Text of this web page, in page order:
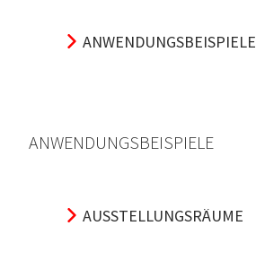
ANWENDUNGSBEISPIELE
ANWENDUNGSBEISPIELE
AUSSTELLUNGSRÄUME